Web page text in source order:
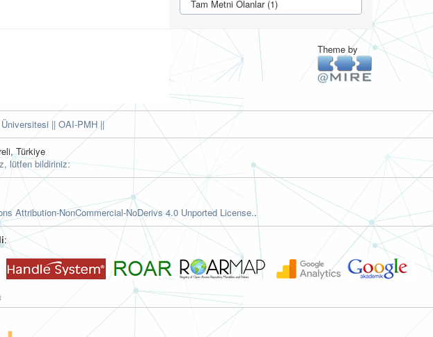
Tam Metni Olanlar (1)
Theme by
Üniversitesi || OAI-PMH ||
Türkiye
lütfen bildiriniz:
Attribution-NonCommercial-NoDerivs 4.0 Unported License..
: